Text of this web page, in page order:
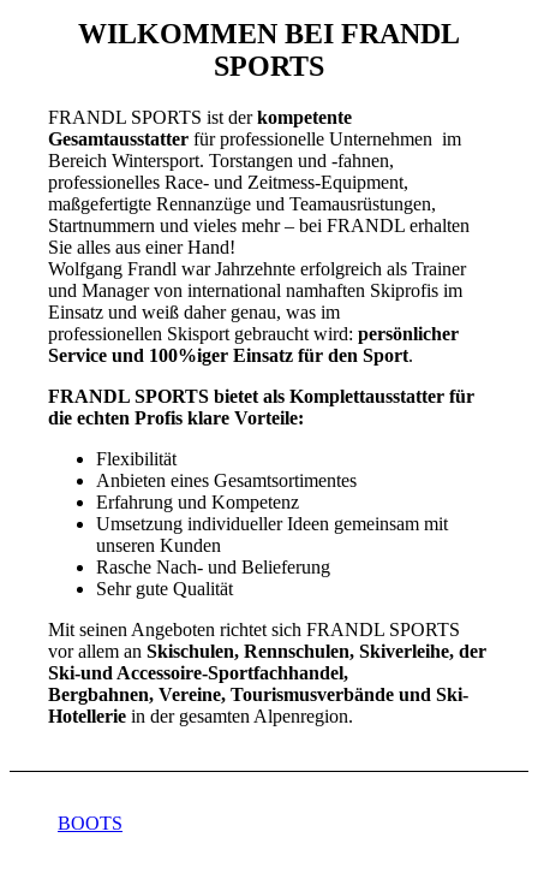
WILKOMMEN BEI FRANDL
SPORTS
FRANDL SPORTS ist derkompetente
Gesamtausstatter für professionelle Unternehmen im
Bereich Wintersport. Torstangen und -fahnen,
professionelles Race- und Zeitmess-Equipment,
maßgefertigte Rennanzüge und Teamausrüstungen,
Startnummern und vieles mehr – bei FRANDL erhalten
Sie alles aus einer Hand!
Wolfgang Frandl war Jahrzehnte erfolgreich als Trainer
und Manager von international namhaften Skiprofis im
Einsatz und weiß daher genau, was im
professionellen Skisport gebraucht wird:persönlicher
Service und 100%iger Einsatz für den Sport.
FRANDL SPORTS bietet als Komplettausstatter für
die echten Profis klare Vorteile:
Flexibilität
Anbieten eines Gesamtsortimentes
Erfahrung und Kompetenz
Umsetzung individueller Ideen gemeinsam mit
unseren Kunden
Rasche Nach- und Belieferung
Sehr gute Qualität
Mit seinen Angeboten richtet sich FRANDL SPORTS
vor allem anSkischulen, Rennschulen, Skiverleihe, der
Ski-und Accessoire-Sportfachhandel,
Bergbahnen, Vereine, Tourismusverbände und Ski-
Hotellerie in der gesamten Alpenregion.
BOOTS